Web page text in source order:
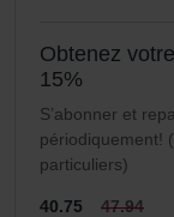
Obtenez
15%
S’abonner et
périodiquement!
particuliers)
40.75 47.94